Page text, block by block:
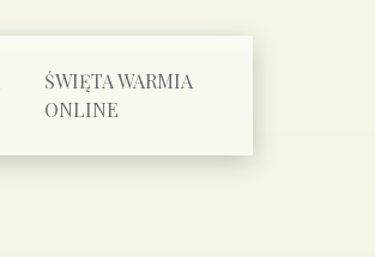
ŚWIĘTA WARMIA
ONLINE